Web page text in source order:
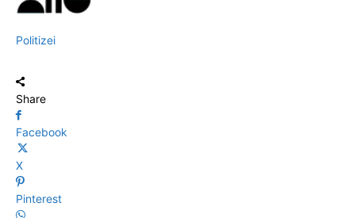
Politizei
Share
Facebook
X
Pinterest